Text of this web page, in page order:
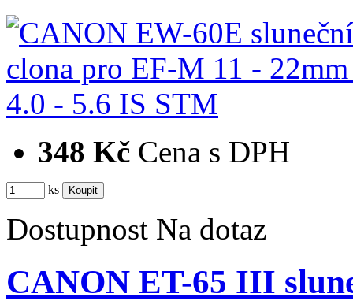
348 Kč Cena s DPH
ks
Dostupnost Na dotaz
CANON ET-65 III